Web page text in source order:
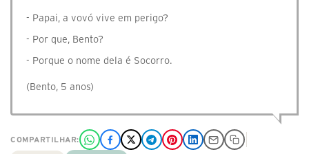
- Papai, a vovó vive em perigo?
- Por que, Bento?
- Porque o nome dela é Socorro.
(Bento, 5 anos)
COMPARTILHAR: